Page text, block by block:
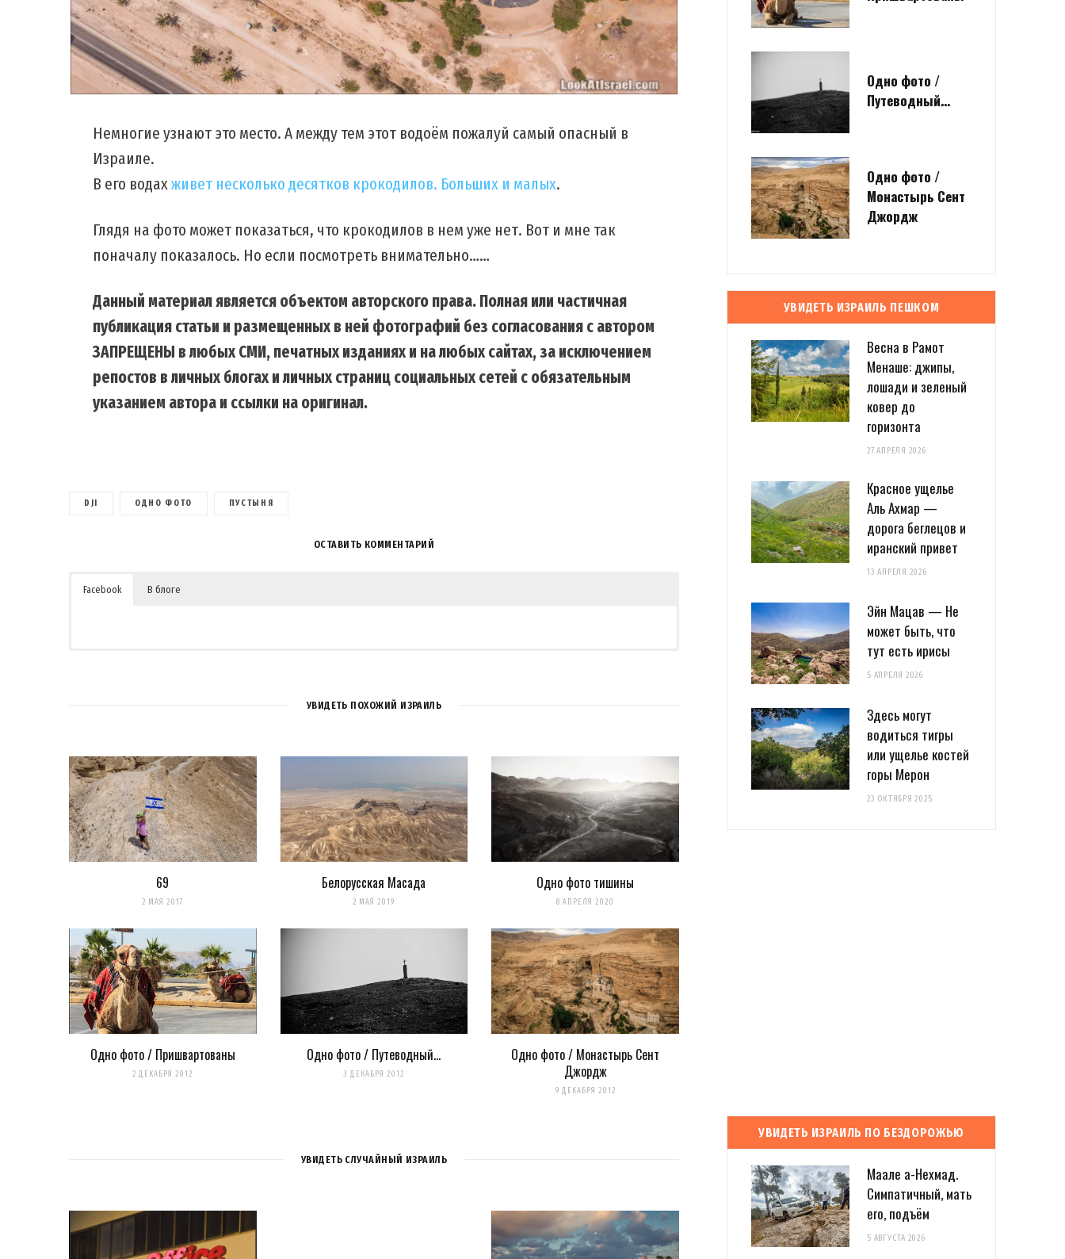
Немногие узнают это место. А между тем этот водоём пожалуй самый опасный в
Израиле.
В его водахживет несколько десятков крокодилов. Больших и малых.
Глядя на фото может показаться, что крокодилов в нем уже нет. Вот и мне так
поначалу показалось. Но если посмотреть внимательно……
Данный материал является объектом авторского права. Полная или частичная
публикация статьи и размещенных в ней фотографий без согласования с автором
ЗАПРЕЩЕНЫ в любых СМИ, печатных изданиях и на любых сайтах, за исключением
репостов в личных блогах и личных страниц социальных сетей с обязательным
указанием автора и ссылки на оригинал.
DJI ОДНО ФОТО ПУСТЫНЯ
ОСТАВИТЬ КОММЕНТАРИЙ
Facebook В блоге
Сохранить моё имя, email и адрес сайта в этом браузере для последующих моих комментариев.
Уведомить меня о новых комментариях по email.
Уведомлять меня о новых записях почтой.
Оповещать о новых комментариях. А можно простоподписаться на комментарии
УВИДЕТЬ ПОХОЖИЙ ИЗРАИЛЬ
69
2 МАЯ 2017
Белорусская Масада
2 МАЯ 2019
Одно фото тишины
8 АПРЕЛЯ 2020
Одно фото / Пришвартованы
2 ДЕКАБРЯ 2012
Одно фото / Путеводный…
3 ДЕКАБРЯ 2012
Одно фото / Монастырь Сент
Джордж
9 ДЕКАБРЯ 2012
УВИДЕТЬ СЛУЧАЙНЫЙ ИЗРАИЛЬ
Одно фото /
Путеводный…
Одно фото /
Монастырь Сент
Джордж
УВИДЕТЬ ИЗРАИЛЬ ПЕШКОМ
Весна в Рамот
Менаше: джипы,
лошади и зеленый
ковер до
горизонта
27 АПРЕЛЯ 2026
Красное ущелье
Аль Ахмар —
дорога беглецов и
иранский привет
13 АПРЕЛЯ 2026
Эйн Мацав — Не
может быть, что
тут есть ирисы
5 АПРЕЛЯ 2026
Здесь могут
водиться тигры
или ущелье костей
горы Мерон
23 ОКТЯБРЯ 2025
УВИДЕТЬ ИЗРАИЛЬ ПО БЕЗДОРОЖЬЮ
Маале а-Нехмад.
Симпатичный, мать
его, подъём
5 АВГУСТА 2026